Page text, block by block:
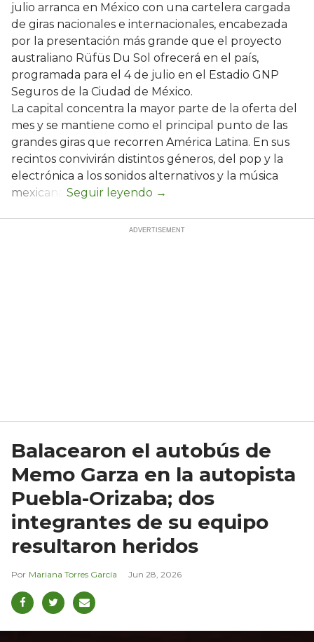
julio arranca en México con una cartelera cargada
de giras nacionales e internacionales, encabezada
por la presentación más grande que el proyecto
australiano Rüfüs Du Sol ofrecerá en el país,
programada para el 4 de julio en el Estadio GNP
Seguros de la Ciudad de México.
La capital concentra la mayor parte de la oferta del
mes y se mantiene como el principal punto de las
grandes giras que recorren América Latina. En sus
recintos convivirán distintos géneros, del pop y la
electrónica a los sonidos alternativos y la música
mexicana.
Balacearon el autobús de
Memo Garza en la autopista
Puebla-Orizaba; dos
integrantes de su equipo
resultaron heridos
Mariana Torres García Jun 28, 2026